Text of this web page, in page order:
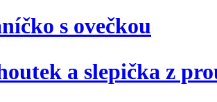
s ovečkou
a slepička z